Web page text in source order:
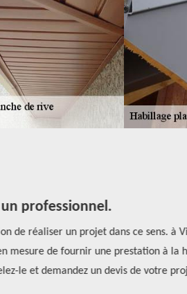
professionnel.
de réaliser un projet dans ce sens. à
mesure de fournir une prestation à la
le et demandez un devis de votre